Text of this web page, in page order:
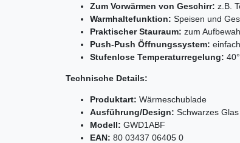
Zum Vorwärmen von Geschirr: z.B.
Warmhaltefunktion: Speisen und
Praktischer Stauraum: zum
Push-Push Öffnungssystem:
Stufenlose Temperaturregelung:
Technische Details:
Produktart: Wärmeschublade
Ausführung/Design: Schwarzes Glas
Modell: GWD1ABF
EAN: 80 03437 06405 0